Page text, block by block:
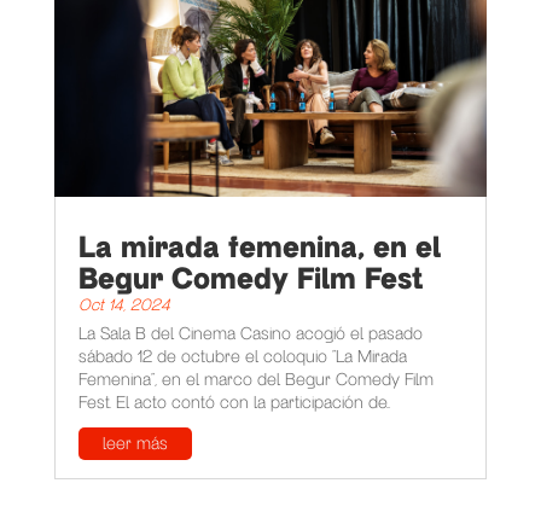
La mirada femenina, en el
Begur Comedy Film Fest
Oct 14, 2024
La Sala B del Cinema Casino acogió el pasado
sábado 12 de octubre el coloquio "La Mirada
Femenina", en el marco del Begur Comedy Film
Fest. El acto contó con la participación de...
leer más